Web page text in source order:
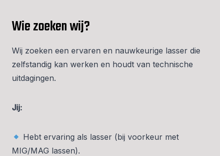
Wie zoeken wij?
Wij zoeken een ervaren en nauwkeurige lasser die
zelfstandig kan werken en houdt van technische
uitdagingen.
Jij:
Hebt ervaring als lasser (bij voorkeur met
MIG/MAG lassen).